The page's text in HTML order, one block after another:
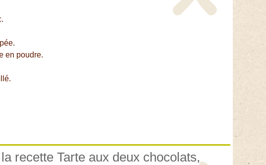
en poudre.
recette Tarte aux deux chocolats,